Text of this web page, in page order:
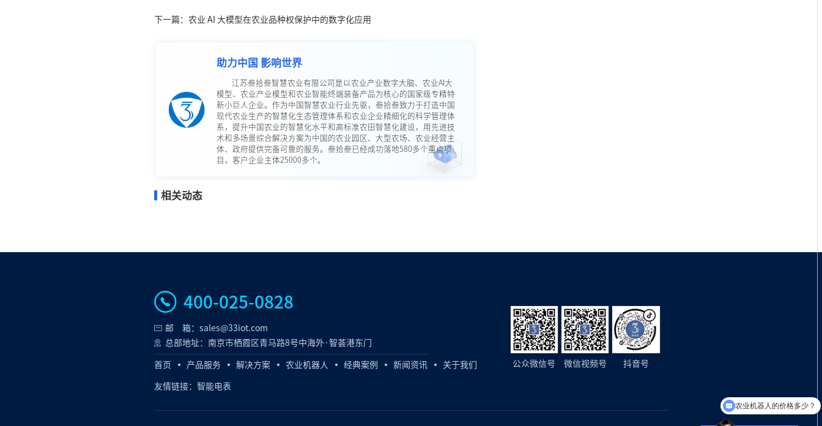
下一篇：农业 AI 大模型在农业品种权保护中的数字化应用
助力中国 影响世界
江苏叁拾叁智慧农业有限公司是以农业产业数字大脑、农业AI大
模型、农业产业模型和农业智能终端装备产品为核心的国家级专精特
新小巨人企业。作为中国智慧农业行业先驱，叁拾叁致力于打造中国
现代农业生产的智慧化生态管理体系和农业企业精细化的科学管理体
系，提升中国农业的智慧化水平和高标准农田智慧化建设，用先进技
术和多场景综合解决方案为中国的农业园区、大型农场、农业经营主
体、政府提供完备可靠的服务。叁拾叁已经成功落地580多个重点项
目，客户企业主体25000多个。
相关动态
400-025-0828
邮 箱：sales@33iot.com
总部地址：南京市栖霞区青马路8号中海外·智荟港东门
首页 产品服务 解决方案 农业机器人 经典案例 新闻资讯 关于我们
友情链接： 智能电表
公众微信号 微信视频号 抖音号
农业机器人的价格多少？